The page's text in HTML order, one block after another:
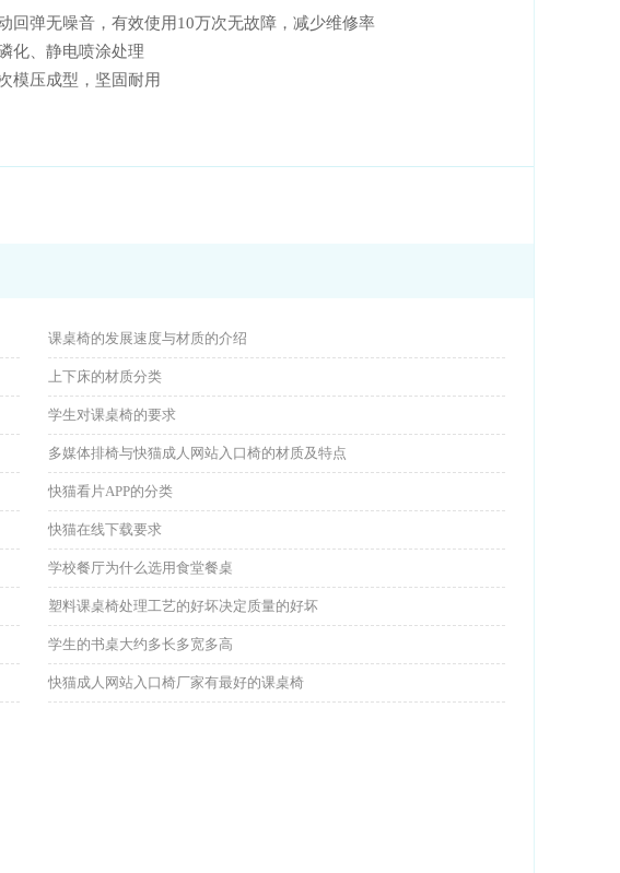
动回弹无噪音，有效使用10万次无故障，减少维修率
化、静电喷涂处理
模压成型，坚固耐用
课桌椅的发展速度与材质的介绍
上下床的材质分类
学生对课桌椅的要求
多媒体排椅与快猫成人网站入口椅的材质及特点
快猫看片APP的分类
快猫在线下载要求
学校餐厅为什么选用食堂餐桌
塑料课桌椅处理工艺的好坏决定质量的好坏
学生的书桌大约多长多宽多高
快猫成人网站入口椅厂家有最好的课桌椅